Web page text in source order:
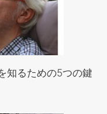
知るための5つの鍵